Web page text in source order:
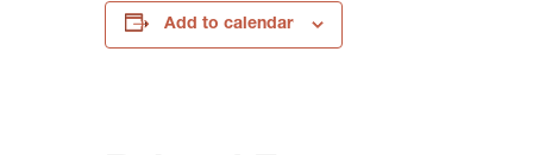
Add to calendar